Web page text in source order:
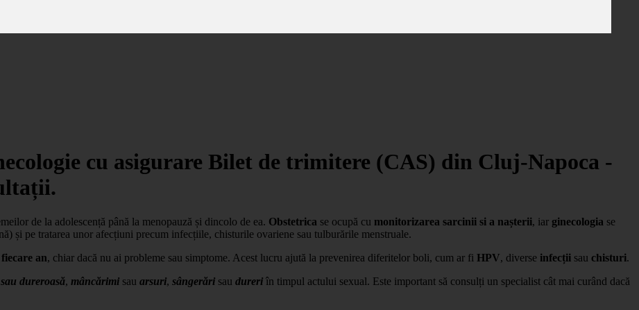
cu asigurare Bilet de trimitere (CAS) din Cluj-Napoca -
de la adolescență până la menopauză și dincolo de ea. Obstetrica se ocupă cu monitorizarea sarcinii si a nașterii, iar ginecologia se
și pe tratarea unor afecțiuni precum infecțiile, chisturile ovariene sau tulburările menstruale.
an, chiar dacă nu ai probleme sau simptome. Acest lucru ajută la prevenirea diferitelor boli, cum ar fi HPV, diverse infecții sau chisturi.
dureroasă, mâncărimi sau arsuri, sângerări sau dureri în timpul actului sexual. Este important să consulți un specialist cât mai curând dacă